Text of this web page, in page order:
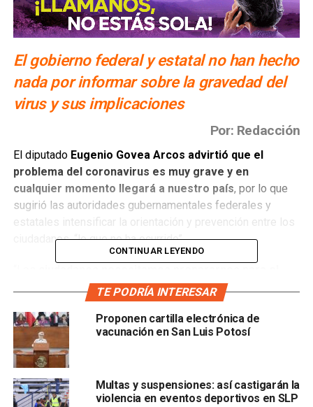
El gobierno federal y estatal no han hecho
nada por informar sobre la gravedad del
virus y sus implicaciones
Por: Redacción
El diputado Eugenio Govea Arcos advirtió que el
problema del coronavirus es muy grave y en
cualquier momento llegará a nuestro país, por lo que
sugirió las autoridades gubernamentales federales y
estatales intensificar la orientación y prevención entre los
ciudadanos, “lo que no ha ocurrido”.
peor escenarioy este brote que se originó en China, no
se tiene medicamento ni vacuna para atender a las
personas, por lo que se ha propagado en 35 países
alrededor del mundoy es claro que nos va a impactar
más temprano que tarde en México”, dijo.
CONTINUAR LEYENDO
TE PODRÍA INTERESAR
Proponen cartilla electrónica de
vacunación en San Luis Potosí
Multas y suspensiones: así castigarán la
violencia en eventos deportivos en SLP